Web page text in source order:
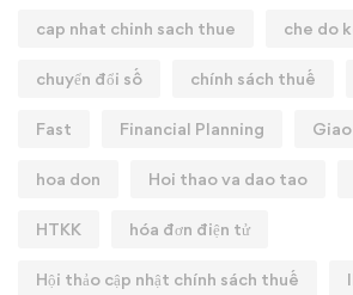
cap nhat chinh sach thue che do
chuyển đổi số chính sách thuế
Fast Financial Planning
hoa don Hoi thao va dao tao
HTKK hóa đơn điện tử
Hội thảo cập nhật chính sách thuế